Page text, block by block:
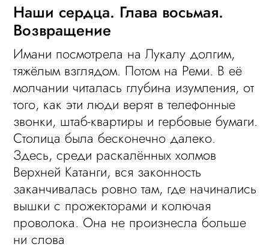
Наши сердца. Глава восьмая.
Возвращение
Имани посмотрела на Лукалу долгим,
тяжёлым взглядом. Потом на Реми. В её
молчании читалась глубина изумления, от
того, как эти люди верят в телефонные
звонки, штаб-квартиры и гербовые бумаги.
Столица была бесконечно далеко.
Здесь, среди раскалённых холмов
Верхней Катанги, вся законность
заканчивалась ровно там, где начинались
вышки с прожекторами и колючая
проволока. Она не произнесла больше
ни слова